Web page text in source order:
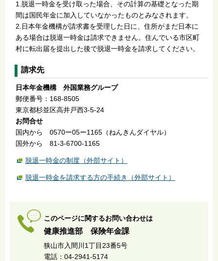
1.脱退一時金を受け取った場合、その計算の基礎となった期
間は国民年金に加入していなかったものとみなされます。
2.日本年金機構が請求書を受理した日に、住所がまだ日本に
ある場合は脱退一時金は請求できません。住んでいる市区町
村に転出届を提出した後で脱退一時金を請求してください。
請求先
日本年金機構 外国業務グループ
郵便番号：168-8505
東京都杉並区高井戸西3-5-24
お問合せ
国内から 0570ー05ー1165（ねんきんダイヤル）
国外から 81-3-6700-1165
脱退一時金の制度（外部サイト）
脱退一時金を請求する方の手続き（外部サイト）
このページに関するお問い合わせは
健康推進部 保険年金課
狭山市入間川1丁目23番5号
電話：04-2941-5174